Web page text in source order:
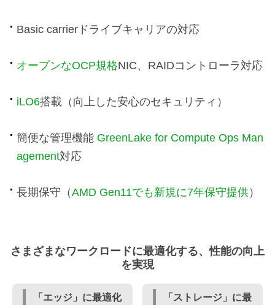
Basic carrierドライブキャリアの対応
オープンなOCP規格NIC、RAIDコントローラ対応
iLO6搭載（向上した安心のセキュリティ）
簡便な管理機能 GreenLake for Compute Ops Man
agement対応
長期保守（AMD Gen11でも新規に7年保守提供）
さまざまなワークロードに最適化する、性能の向上
を実現
「エッジ」に最適化
「ストレージ」に最